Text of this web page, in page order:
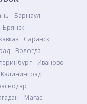
Барнаул
Брянск
Саранск
Вологда
Иваново
Калининград
Магас